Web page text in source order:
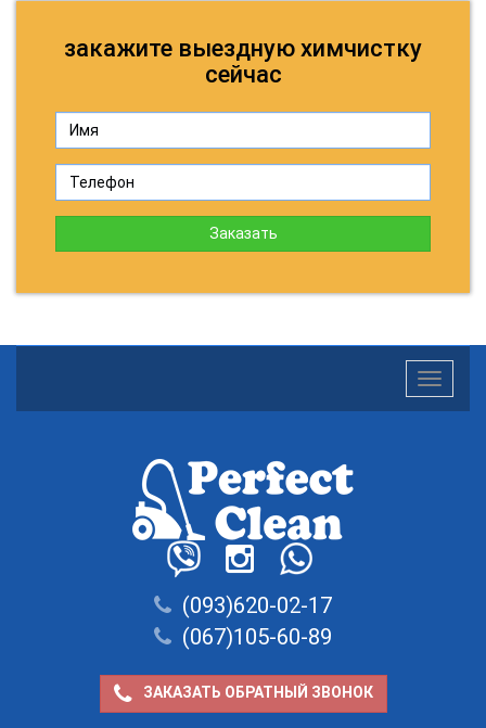
закажите выездную химчистку
сейчас
Заказать
Toggle
(093)620-02-17
(067)105-60-89
ЗАКАЗАТЬ ОБРАТНЫЙ ЗВОНОК